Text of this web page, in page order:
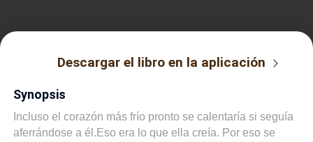
Descargar el libro en la aplicación
Synopsis
Incluso el corazón más frío pronto se calentaría si seguía
aferrándose a él.Eso era lo que ella creía. Por eso se